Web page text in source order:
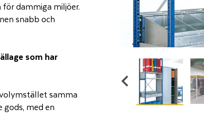
för dammiga miljöer.
snabb och
som har
samma
med en